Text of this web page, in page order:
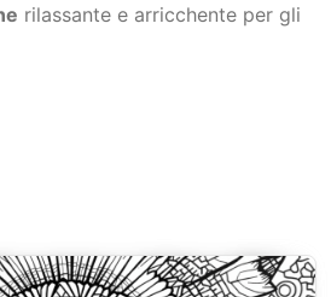
rilassante e arricchente per gli